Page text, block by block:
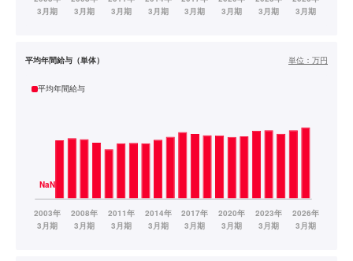
平均年間給与（単体） 単位： 万円
平均年間給与